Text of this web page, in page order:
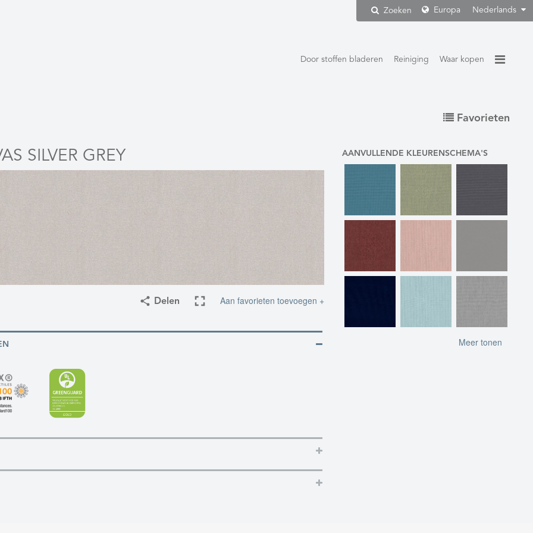
Zoeken Europa Nederlands
Door stoffen bladeren Reiniging Waar kopen
Favorieten
SILVER GREY
Delen Aan favorieten toevoegen +
AANVULLENDE KLEURENSCHEMA'S
Meer tonen